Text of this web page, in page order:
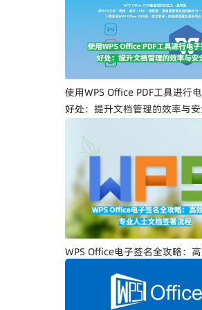
一步教你创建专属电子签名
使用WPS Office PDF工具进行
好处：提升文档管理的效率与
WPS Office电子签名全攻略：